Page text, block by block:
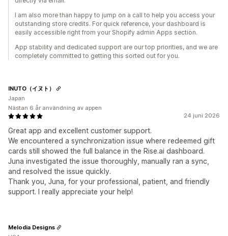
I am also more than happy to jump on a call to help you access your
outstanding store credits. For quick reference, your dashboard is
easily accessible right from your Shopify admin Apps section.
App stability and dedicated support are our top priorities, and we are
completely committed to getting this sorted out for you.
24 juni 2026
Great app and excellent customer support.
We encountered a synchronization issue where redeemed gift
cards still showed the full balance in the Rise.ai dashboard.
Juna investigated the issue thoroughly, manually ran a sync,
and resolved the issue quickly.
Thank you, Juna, for your professional, patient, and friendly
support. I really appreciate your help!
INUTO（イヌト）
Japan
Nästan 6 år användning av appen
Melodia Designs